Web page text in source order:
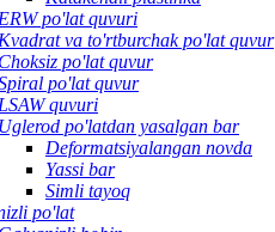
ERW po'lat quvuri
Kvadrat va to'rtburchak po'lat quvur
Choksiz po'lat quvur
po'lat quvur
LSAW quvuri
Uglerod po'latdan yasalgan bar
Deformatsiyalangan novda
Yassi bar
Simli tayoq
po'lat